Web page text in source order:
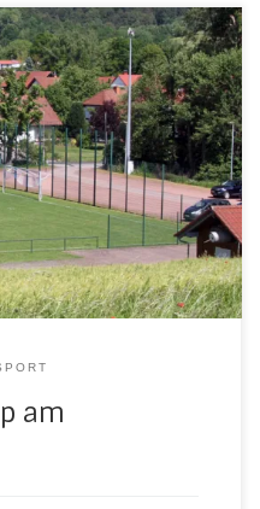
dem Nesselröder
spannende
Das
Station bei der JSG
die meisten davon
alle Eltern, Freunde,
am